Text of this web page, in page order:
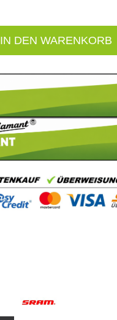
IN DEN WARENKORB